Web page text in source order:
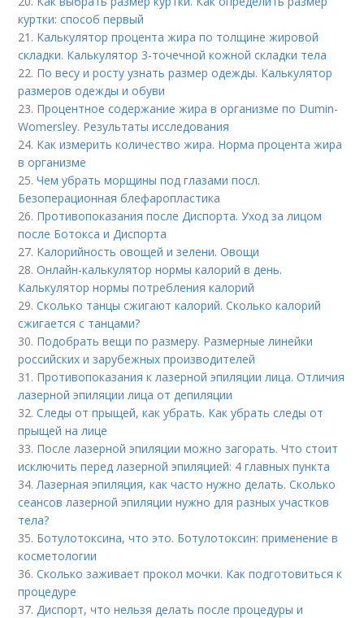
куртки: способ первый
21. Калькулятор процента жира по толщине жировой
складки. Калькулятор 3-точечной кожной складки тела
22. По весу и росту узнать размер одежды. Калькулятор
размеров одежды и обуви
23. Процентное содержание жира в организме по Dumin-
Womersley. Результаты исследования
24. Как измерить количество жира. Норма процента жира
в организме
25.Чем убрать морщины под глазами посл.
Безоперационная блефаропластика
26. Противопоказания после Диспорта. Уход за лицом
после Ботокса и Диспорта
27. Калорийность овощей и зелени. Овощи
28.Онлайн-калькулятор нормы калорий в день.
Калькулятор нормы потребления калорий
29.Сколько танцы сжигают калорий. Сколько калорий
сжигается с танцами?
30. Подобрать вещи по размеру. Размерные линейки
российских и зарубежных производителей
31. Противопоказания к лазерной эпиляции лица. Отличия
лазерной эпиляции лица от депиляции
32.Следы от прыщей, как убрать. Как убрать следы от
прыщей на лице
33. После лазерной эпиляции можно загорать. Что стоит
исключить перед лазерной эпиляцией: 4 главных пункта
34.Лазерная эпиляция, как часто нужно делать. Сколько
сеансов лазерной эпиляции нужно для разных участков
тела?
35. Ботулотоксина, что это. Ботулотоксин: применение в
косметологии
36.Сколько заживает прокол мочки. Как подготовиться к
процедуре
37.Диспорт, что нельзя делать после процедуры и